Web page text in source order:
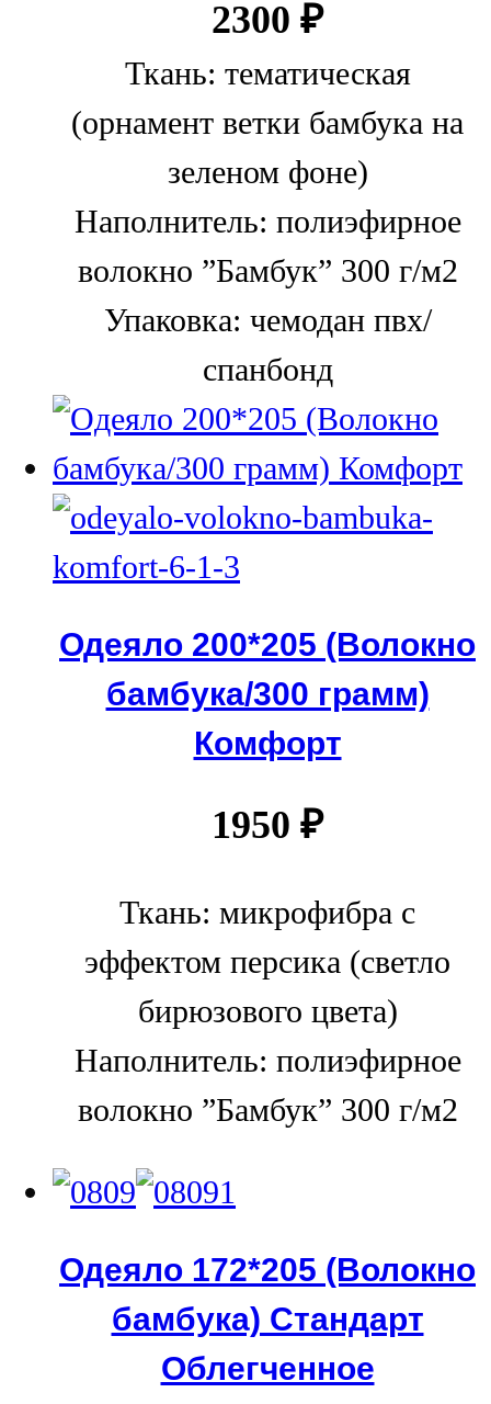
2300 ₽
Ткань: тематическая
(орнамент ветки бамбука на
зеленом фоне)
Наполнитель: полиэфирное
волокно ”Бамбук” 300 г/м2
Упаковка: чемодан пвх/
спанбонд
Одеяло 200*205 (Волокно
бамбука/300 грамм)
Комфорт
1950 ₽
Ткань: микрофибра с
эффектом персика (светло
бирюзового цвета)
Наполнитель: полиэфирное
волокно ”Бамбук” 300 г/м2
Одеяло 172*205 (Волокно
бамбука) Стандарт
Облегченное